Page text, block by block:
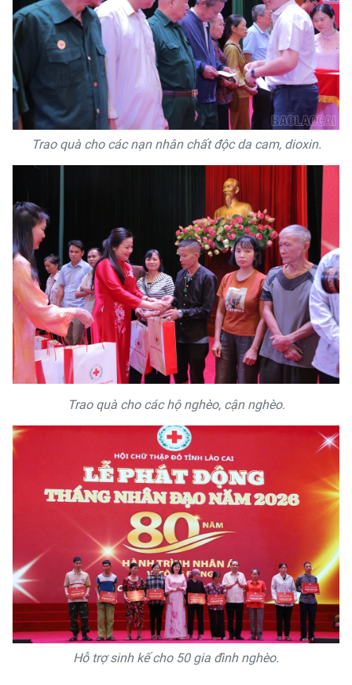
Trao quà cho các nạn nhân chất độc da cam, dioxin.
Trao quà cho các hộ nghèo, cận nghèo.
Hỗ trợ sinh kế cho 50 gia đình nghèo.